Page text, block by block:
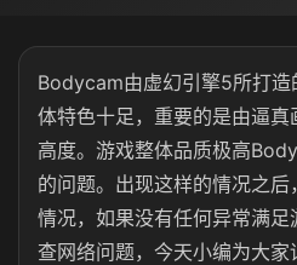
Bodycam由虚幻引擎5所打
体特色十足，重要的是由逼
高度。游戏整体品质极高
的问题。出现这样的情况之
情况，如果没有任何异常满
查网络问题，今天小编为大